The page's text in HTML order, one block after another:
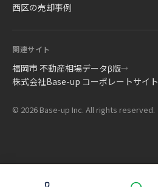
西区の売却事例
関連サイト
福岡市 不動産相場データβ版→
株式会社Base-up コーポレートサイト
© 2026 Base-up Inc. All rights reserved.